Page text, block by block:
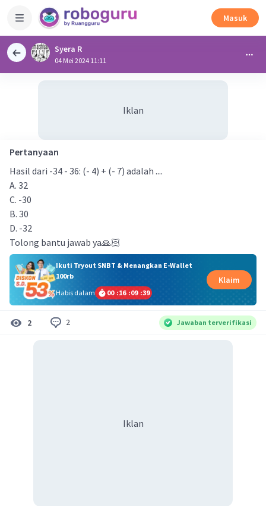
Masuk
Syera R
04 Mei 2024 11:11
Iklan
Pertanyaan
Hasil dari -34 - 36: (- 4) + (- 7) adalah ....
A. 32
C. -30
B. 30
D. -32
Tolong bantu jawab ya🙏🏻
Ikuti Tryout SNBT & Menangkan E-Wallet
100rb
Habis dalam
00 :16 :09 :39
Klaim
2 2 Jawaban terverifikasi
Iklan